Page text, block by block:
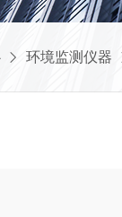
环境监测仪器